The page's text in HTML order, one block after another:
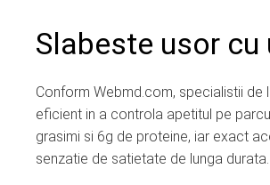
Slabeste usor cu
Conform Webmd.com, specialistii
eficient in a controla apetitul pe
grasimi si 6g de proteine, iar exact
senzatie de satietate de lunga durata.